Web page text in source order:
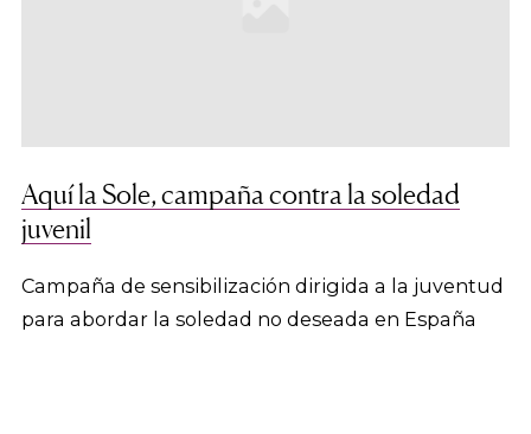
Aquí la Sole, campaña contra la soledad
juvenil
Campaña de sensibilización dirigida a la juventud
para abordar la soledad no deseada en España